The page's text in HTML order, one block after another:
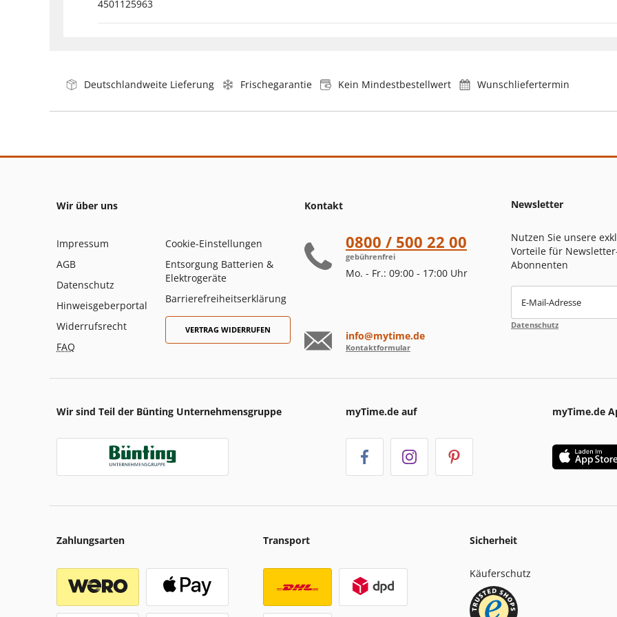
4501125963
Deutschlandweite Lieferung Frischegarantie Kein Mindestbestellwert Wunschliefertermin
Wir über uns
Impressum
AGB
Datenschutz
Hinweisgeberportal
Widerrufsrecht
FAQ
Cookie-Einstellungen
Entsorgung Batterien &
Elektrogeräte
Barrierefreiheitserklärung
VERTRAG WIDERRUFEN
Kontakt
0800 / 500 22 00
gebührenfrei
Mo. - Fr.: 09:00 - 17:00 Uhr
info@mytime.de
Kontaktformular
Newsletter
Nutzen Sie unsere
Vorteile für
Abonnenten
E-Mail-Adresse
Datenschutz
Wir sind Teil der Bünting Unternehmensgruppe myTime.de auf myTime.de
Zahlungsarten Transport Sicherheit
Käuferschutz